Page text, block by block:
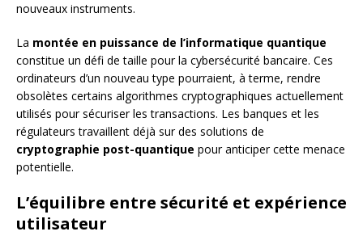
nouveaux instruments.
La montée en puissance de l’informatique quantique
constitue un défi de taille pour la cybersécurité bancaire. Ces
ordinateurs d’un nouveau type pourraient, à terme, rendre
obsolètes certains algorithmes cryptographiques actuellement
utilisés pour sécuriser les transactions. Les banques et les
régulateurs travaillent déjà sur des solutions de
cryptographie post-quantique pour anticiper cette menace
potentielle.
L’équilibre entre sécurité et expérience
utilisateur